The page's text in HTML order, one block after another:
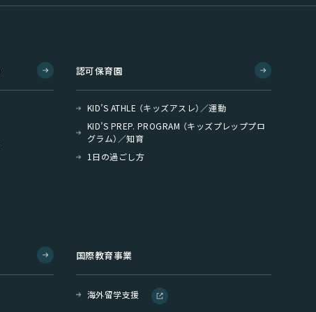
認可保育園
KID’S ATHLE （キッズアスレ）／運動
KID’S PREP. PROGRAM （キッズプレッププロ
グラム）／知育
1日の過ごし方
国際教育事業
海外留学支援